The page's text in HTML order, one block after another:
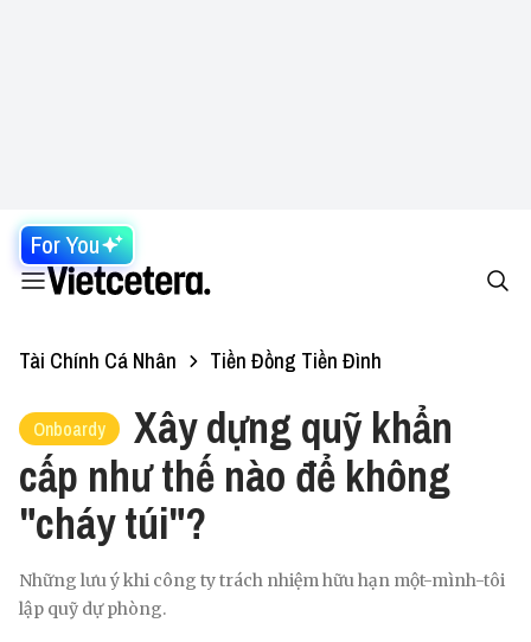
For You
Tài Chính Cá Nhân Tiền Đồng Tiền Đình
Onboardy
Xây dựng quỹ khẩn
cấp như thế nào để không
"cháy túi"?
Những lưu ý khi công ty trách nhiệm hữu hạn một-mình-tôi
lập quỹ dự phòng.